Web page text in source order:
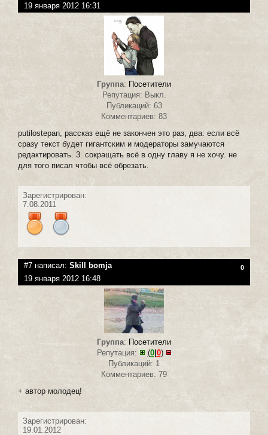
19 января 2012 16:31
Группа: Посетители
Репутация: Выкл.
Публикаций: 63
Комментариев: 83
putilostepan, рассказ ещё не закончен это раз, два: если всё
сразу текст будет гигантским и модераторы замучаются
редактировать. 3. сокращать всё в одну главу я не хочу. не
для того писал чтобы всё обрезать.
Зарегистрирован:
7.08.2011
#7 написал: Skill bomja 0
19 января 2012 16:48
Группа: Посетители
Репутация:
(0| 0)
Публикаций: 1
Комментариев: 79
+ автор молодец!
Зарегистрирован:
19.01.2012